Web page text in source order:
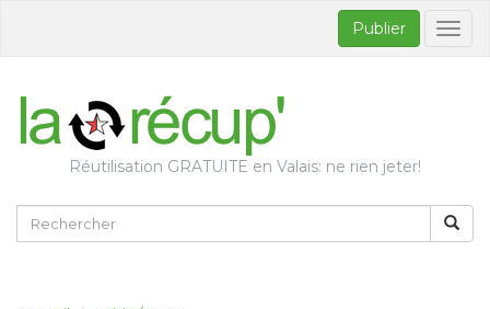
Publier
Réutilisation GRATUITE en Valais: ne rien jeter!